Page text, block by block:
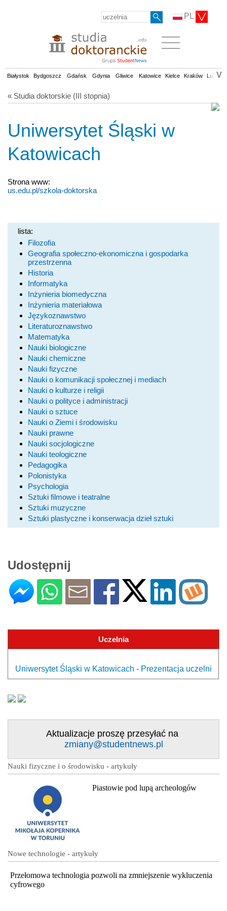
PL
Białystok Bydgoszcz Gdańsk Gdynia Gliwice Katowice Kielce Kraków Lublin
V
« Studia doktorskie (III stopnia)
Uniwersytet Śląski w
Katowicach
Strona www:
us.edu.pl/szkola-doktorska
lista:
Filozofia
Geografia społeczno-ekonomiczna i gospodarka
przestrzenna
Historia
Informatyka
Inżynieria biomedyczna
Inżynieria materiałowa
Językoznawstwo
Literaturoznawstwo
Matematyka
Nauki biologiczne
Nauki chemiczne
Nauki fizyczne
Nauki o komunikacji społecznej i mediach
Nauki o kulturze i religii
Nauki o polityce i administracji
Nauki o sztuce
Nauki o Ziemi i środowisku
Nauki prawne
Nauki socjologiczne
Nauki teologiczne
Pedagogika
Polonistyka
Psychologia
Sztuki filmowe i teatralne
Sztuki muzyczne
Sztuki plastyczne i konserwacja dzieł sztuki
Udostępnij
Uczelnia
Uniwersytet Śląski w Katowicach - Prezentacja uczelni
Aktualizacje proszę przesyłać na
zmiany@studentnews.pl
Nauki fizyczne i o środowisku - artykuły
Piastowie pod lupą archeologów
Nowe technologie - artykuły
Przełomowa technologia pozwoli na zmniejszenie wykluczenia
cyfrowego